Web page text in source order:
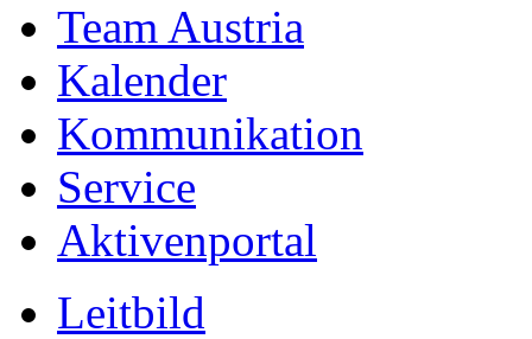
Team Austria
Kalender
Kommunikation
Service
Aktivenportal
Leitbild